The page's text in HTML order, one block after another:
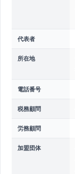
代表者
所在地
電話番号
税務顧問
労務顧問
加盟団体